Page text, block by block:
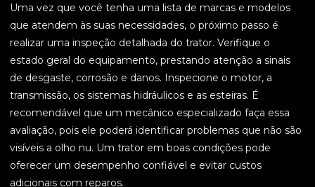
Uma vez que você tenha uma lista de marcas e modelos
que atendem às suas necessidades, o próximo passo é
realizar uma inspeção detalhada do trator. Verifique o
estado geral do equipamento, prestando atenção a sinais
de desgaste, corrosão e danos. Inspecione o motor, a
transmissão, os sistemas hidráulicos e as esteiras. É
recomendável que um mecânico especializado faça essa
avaliação, pois ele poderá identificar problemas que não são
visíveis a olho nu. Um trator em boas condições pode
oferecer um desempenho confiável e evitar custos
adicionais com reparos.